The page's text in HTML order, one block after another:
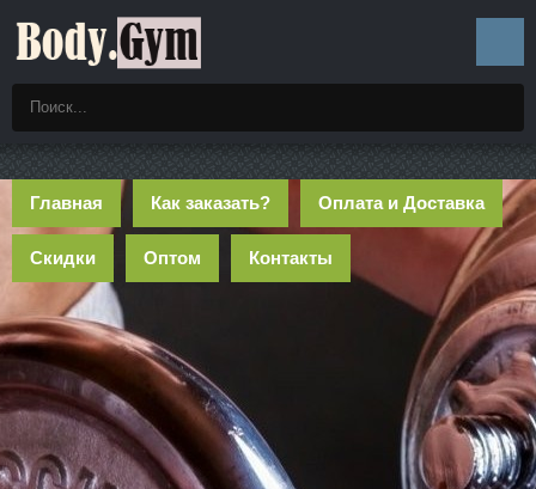
Главная Как заказать? Оплата и Доставка
Скидки Оптом Контакты